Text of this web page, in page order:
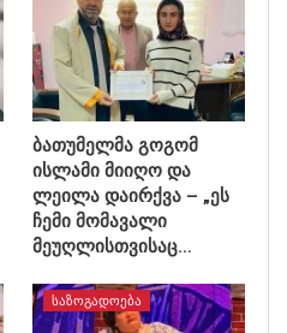
ბათუმელმა გოგომ
ისლამი მიიღო და
ლეილა დაირქვა – „ეს
ჩემი მომავალი
მეუღლისთვისაც…
ᲡᲐᲖᲝᲒᲐᲓᲝᲔᲑᲐ